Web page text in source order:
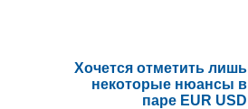
Хочется отметить лишь
некоторые нюансы в
паре EUR USD